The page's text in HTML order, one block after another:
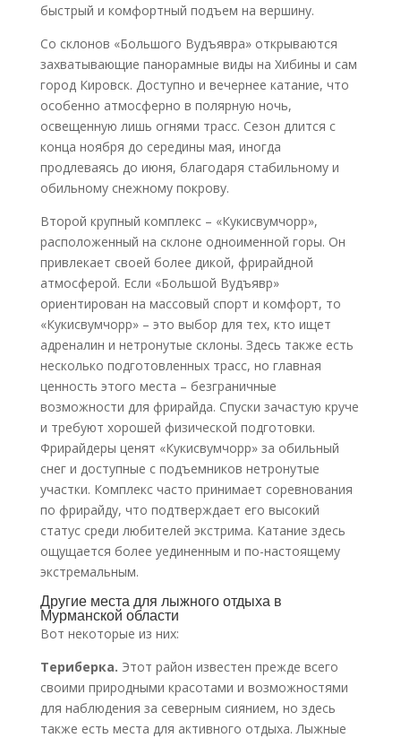
быстрый и комфортный подъем на вершину.
Со склонов «Большого Вудъявра» открываются
захватывающие панорамные виды на Хибины и сам
город Кировск. Доступно и вечернее катание, что
особенно атмосферно в полярную ночь,
освещенную лишь огнями трасс. Сезон длится с
конца ноября до середины мая, иногда
продлеваясь до июня, благодаря стабильному и
обильному снежному покрову.
Второй крупный комплекс – «Кукисвумчорр»,
расположенный на склоне одноименной горы. Он
привлекает своей более дикой, фрирайдной
атмосферой. Если «Большой Вудъявр»
ориентирован на массовый спорт и комфорт, то
«Кукисвумчорр» – это выбор для тех, кто ищет
адреналин и нетронутые склоны. Здесь также есть
несколько подготовленных трасс, но главная
ценность этого места – безграничные
возможности для фрирайда. Спуски зачастую круче
и требуют хорошей физической подготовки.
Фрирайдеры ценят «Кукисвумчорр» за обильный
снег и доступные с подъемников нетронутые
участки. Комплекс часто принимает соревнования
по фрирайду, что подтверждает его высокий
статус среди любителей экстрима. Катание здесь
ощущается более уединенным и по-настоящему
экстремальным.
Другие места для лыжного отдыха в
Мурманской области
Вот некоторые из них:
Териберка. Этот район известен прежде всего
своими природными красотами и возможностями
для наблюдения за северным сиянием, но здесь
также есть места для активного отдыха. Лыжные